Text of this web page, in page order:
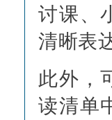
讨课、
清晰表
此外，
读清单